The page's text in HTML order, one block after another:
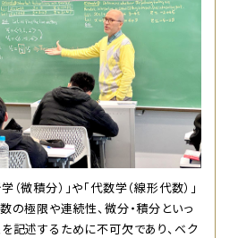
微積分）」や「代数学（線形代数）」
の極限や連続性、微分・積分といっ
記述するために不可欠であり、ベク